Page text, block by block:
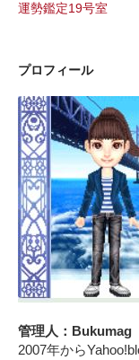
運勢鑑定19号室
プロフィール
管理人：Bukumag
2007年から